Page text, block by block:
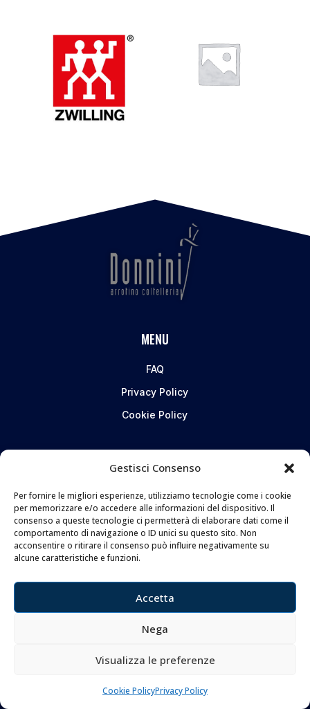
Gestisci Consenso
Per fornire le migliori esperienze, utilizziamo tecnologie come i cookie
per memorizzare e/o accedere alle informazioni del dispositivo. Il
consenso a queste tecnologie ci permetterà di elaborare dati come il
comportamento di navigazione o ID unici su questo sito. Non
acconsentire o ritirare il consenso può influire negativamente su
alcune caratteristiche e funzioni.
Accetta
Nega
Visualizza le preferenze
Cookie PolicyPrivacy Policy
MENU
FAQ
Privacy Policy
Cookie Policy
di Leonardo e Silvia Donnini
Via Giovanni Lanza, 70 – 50136 FIRENZE
Telefono e WhatsApp:055 661 438
Email: info@donninicoltelleria.it
FOLLOW